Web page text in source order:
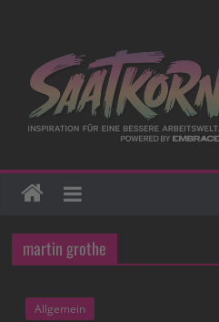
martin grothe
Allgemein